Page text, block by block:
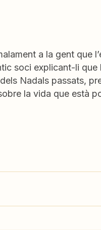
a la gent que
soci explicant-li que
Nadals passats,
la vida que està